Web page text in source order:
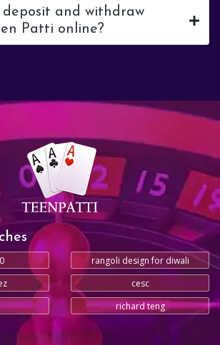
deposit and withdraw
Patti online?
rangoli design for diwali
cesc
richard teng